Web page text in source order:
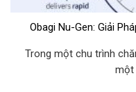
Obagi Nu-Gen: Giải
Trong một chu trình
một